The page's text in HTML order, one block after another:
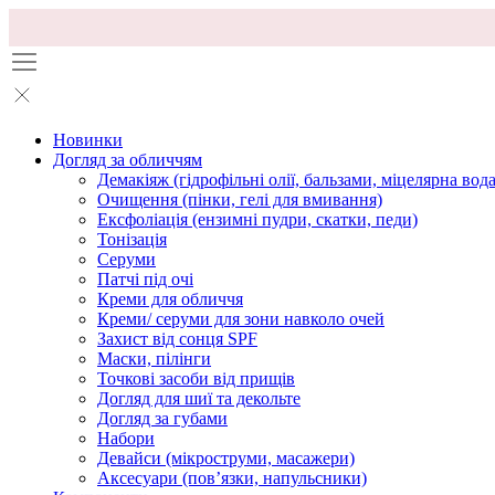
Новинки
Догляд за обличчям
Демакіяж (гідрофільні олії, бальзами, міцелярна
Очищення (пінки, гелі для вмивання)
Ексфоліація (ензимні пудри, скатки, педи)
Тонізація
Серуми
Патчі під очі
Креми для обличчя
Креми/ серуми для зони навколо очей
Захист від сонця SPF
Маски, пілінги
Точкові засоби від прищів
Догляд для шиї та декольте
Догляд за губами
Набори
Девайси (мікроструми, масажери)
Аксесуари (повʼязки, напульсники)